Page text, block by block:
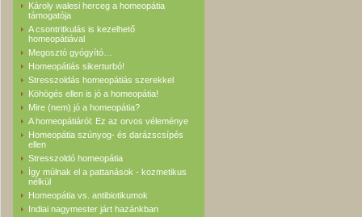
Károly walesi herceg a homeopátia
támogatója
A csontritkulás is kezelhető
homeopátiával
Megosztó gyógyító…
Homeopátiás sikerturbó!
Stresszoldás homeopátiás szerekkel
Köhögés ellen is jó a homeopátia!
Mire (nem) jó a homeopátia?
A homeopátiáról: Ez az orvos véleménye
Homeopátia szúnyog- és darázscsípés
ellen
Stresszoldó homeopátia
Így múlnak el a pattanások - kozmetikus
nélkül
Homeopátia vs. antibiotikumok
Indiai nagymester járt hazánkban